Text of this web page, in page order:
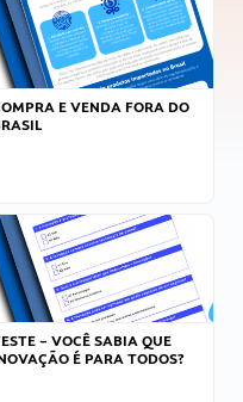
E VENDA FORA DO
– VOCÊ SABIA QUE
É PARA TODOS?